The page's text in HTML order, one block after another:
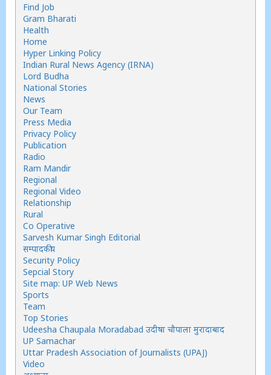
Find Job
Gram Bharati
Health
Home
Hyper Linking Policy
Indian Rural News Agency (IRNA)
Lord Budha
National Stories
News
Our Team
Press Media
Privacy Policy
Publication
Radio
Ram Mandir
Regional
Regional Video
Relationship
Rural
Co Operative
Sarvesh Kumar Singh Editorial
सम्पादकीय
Security Policy
Sepcial Story
Site map: UP Web News
Sports
Team
Top Stories
Udeesha Chaupala Moradabad उदीषा चौपाला मुरादाबाद
UP Samachar
Uttar Pradesh Association of Journalists (UPAJ)
Video